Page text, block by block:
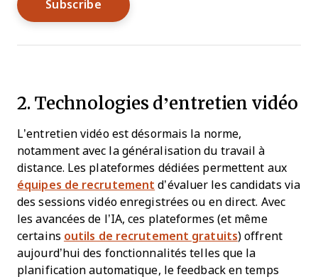
2. Technologies d’entretien vidéo
L’entretien vidéo est désormais la norme,
notamment avec la généralisation du travail à
distance. Les plateformes dédiées permettent aux
équipes de recrutement d’évaluer les candidats via
des sessions vidéo enregistrées ou en direct. Avec
les avancées de l’IA, ces plateformes (et même
certains outils de recrutement gratuits) offrent
aujourd’hui des fonctionnalités telles que la
planification automatique, le feedback en temps